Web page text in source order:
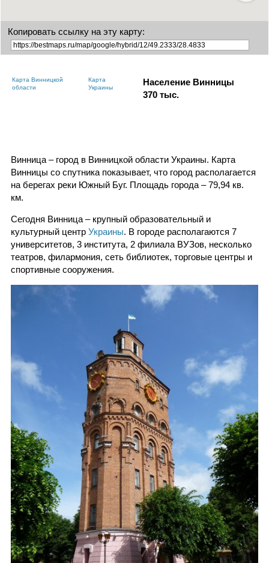
Копировать ссылку на эту карту:
Карта Винницкой
области
Карта
Украины
Население Винницы
370 тыс.
Винница – город в Винницкой области Украины. Карта
Винницы со спутника показывает, что город располагается
на берегах реки Южный Буг. Площадь города – 79,94 кв.
км.
Сегодня Винница – крупный образовательный и
культурный центр Украины. В городе располагаются 7
университетов, 3 института, 2 филиала ВУЗов, несколько
театров, филармония, сеть библиотек, торговые центры и
спортивные сооружения.